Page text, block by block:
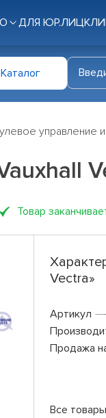
ДЛЯ ЮР.ЛИЦ
Каталог
управление
Товар
Vectra»
Артикул
Продажа
Все